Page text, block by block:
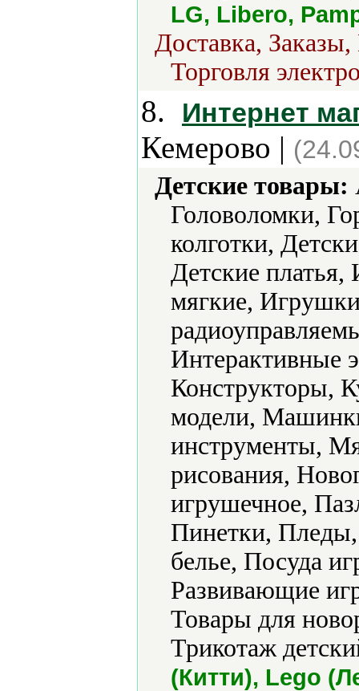
LG, Libero,
Доставка,
Торговля
8. Интернет
Кемерово |
Детские товары:
Головоломки,
колготки,
Детские
мягкие,
Интерактивные
Конструкторы,
модели,
инструменты,
рисования,
игрушечное,
Пинетки,
белье, Посуда
Развивающие
Товары для
Трикотаж
(Китти), Lego